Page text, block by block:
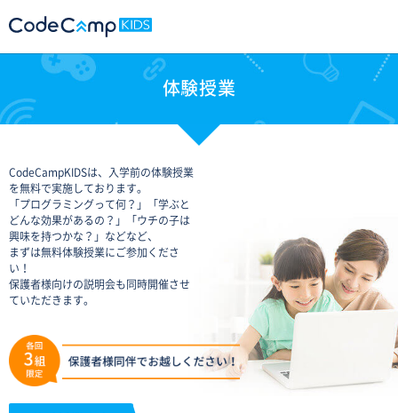
体験授業
CodeCampKIDSは、入学前の体験授業
を無料で実施しております。
「プログラミングって何？」「学ぶと
どんな効果があるの？」「ウチの子は
興味を持つかな？」などなど、
まずは無料体験授業にご参加くださ
い！
保護者様向けの説明会も同時開催させ
ていただきます。